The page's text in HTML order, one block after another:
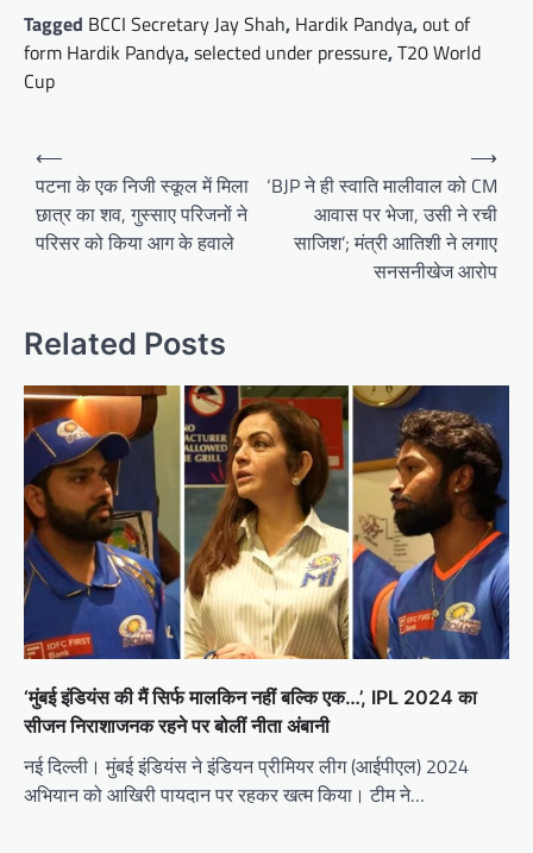
Tagged BCCI Secretary Jay Shah, Hardik Pandya,out of
form Hardik Pandya,selected under pressure,T20 World
Cup
Post
navigation
⟵
पटना के एक निजी स्कूल में मिला
छात्र का शव, गुस्साए परिजनों ने
परिसर को किया आग के हवाले
‘BJP ने ही स्वाति मालीवाल को CM
आवास पर भेजा, उसी ने रची
साजिश’; मंत्री आतिशी ने लगाए
सनसनीखेज आरोप
⟶
Related Posts
‘मुंबई इंडियंस की मैं सिर्फ मालकिन नहीं बल्कि एक…’, IPL 2024 का
सीजन निराशाजनक रहने पर बोलीं नीता अंबानी
नई दिल्ली। मुंबई इंडियंस ने इंडियन प्रीमियर लीग (आईपीएल) 2024
अभियान को आखिरी पायदान पर रहकर खत्म किया। टीम ने…